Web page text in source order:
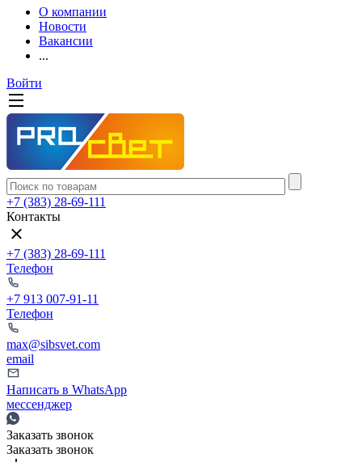
О компании
Новости
Вакансии
...
Войти
+7 (383) 28-69-111
Контакты
+7 (383) 28-69-111
Телефон
+7 913 007-91-11
Телефон
max@sibsvet.com
email
Написать в WhatsApp
мессенджер
Заказать звонок
Заказать звонок